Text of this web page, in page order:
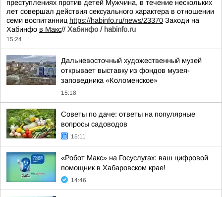
преступлениях против детей Мужчина, в течение нескольких
лет совершал действия сексуального характера в отношении
семи воспитанниц https://habinfo.ru/news/23370 Заходи на
Хабинфо в Макс// Хабинфо / habinfo.ru
15:24
Дальневосточный художественный музей
открывает выставку из фондов музея-
заповедника «Коломенское»
15:18
Советы по даче: ответы на популярные
вопросы садоводов
15:11
«Робот Макс» на Госуслугах: ваш цифровой
помощник в Хабаровском крае!
14:46